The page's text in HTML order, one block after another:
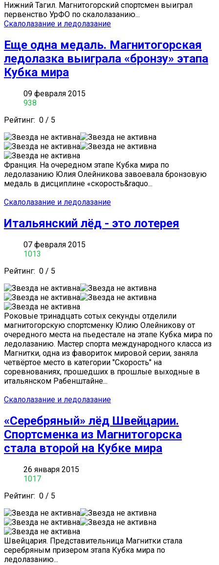
Нижний Тагил. Магнитогорский спортсмен выиграл
первенство УрФО по скалолазанию...
Скалолазание и ледолазание
Еще одна медаль. Магнитогорская
ледолазка выиграла «бронзу» этапа
Кубка мира
09 февраля 2015
938
Рейтинг: 0 / 5
Франция. На очередном этапе Кубка мира по
ледолазанию Юлия Олейникова завоевала бронзовую
медаль в дисциплине «скорость&raquo...
Скалолазание и ледолазание
Итальянский лёд - это лотерея
07 февраля 2015
1013
Рейтинг: 0 / 5
Роковые тринадцать сотых секунды отделили
магнитогорскую спортсменку Юлию Олейникову от
очередного места на пьедестале на этапе Кубка мира по
ледолазанию. Мастер спорта международного класса из
Магнитки, одна из фавориток мировой серии, заняла
четвёртое место в категории "Скорость" на
соревнованиях, прошедших в прошлые выходные в
итальянском Рабенштайне...
Скалолазание и ледолазание
«Серебряный» лёд Швейцарии.
Спортсменка из Магнитогорска
стала второй на Кубке мира
26 января 2015
1017
Рейтинг: 0 / 5
Швейцария. Представительница Магнитки стала
серебряным призером этапа Кубка мира по
ледолазанию...